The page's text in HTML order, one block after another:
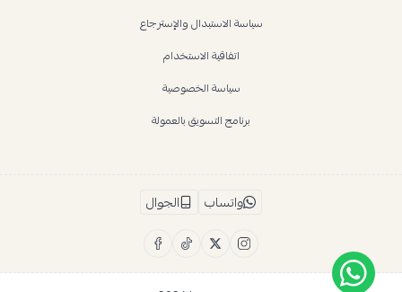
سياسة الاستبدال والإسترجاع
اتفاقية الاستخدام
سياسة الخصوصية
برنامج التسويق بالعمولة
واتساب الجوال